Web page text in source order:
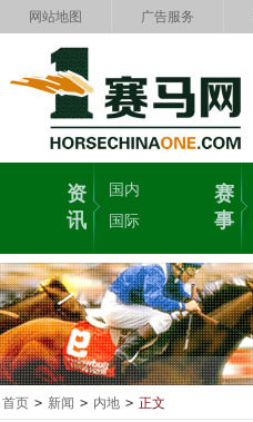
网站地图 广告服务
资
讯
国内
国际
赛
事
首页 > 新闻 > 内地 > 正文